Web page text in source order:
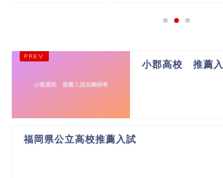
小郡高校 推薦
福岡県公立高校推薦入試